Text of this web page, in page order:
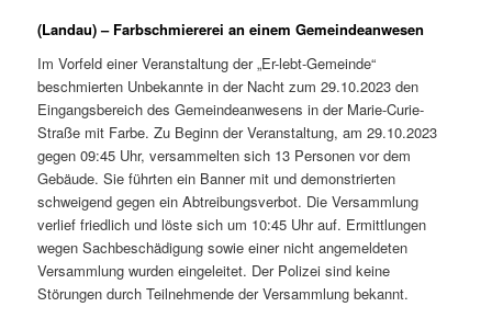
(Landau) – Farbschmiererei an einem Gemeindeanwesen
Im Vorfeld einer Veranstaltung der „Er-lebt-Gemeinde“
beschmierten Unbekannte in der Nacht zum 29.10.2023 den
Eingangsbereich des Gemeindeanwesens in der Marie-Curie-
Straße mit Farbe. Zu Beginn der Veranstaltung, am 29.10.2023
gegen 09:45 Uhr, versammelten sich 13 Personen vor dem
Gebäude. Sie führten ein Banner mit und demonstrierten
schweigend gegen ein Abtreibungsverbot. Die Versammlung
verlief friedlich und löste sich um 10:45 Uhr auf. Ermittlungen
wegen Sachbeschädigung sowie einer nicht angemeldeten
Versammlung wurden eingeleitet. Der Polizei sind keine
Störungen durch Teilnehmende der Versammlung bekannt.